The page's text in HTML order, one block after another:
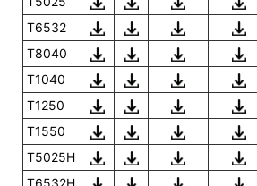
T6532
T8040
T1040
T1250
T1550
T5025H
T6532H